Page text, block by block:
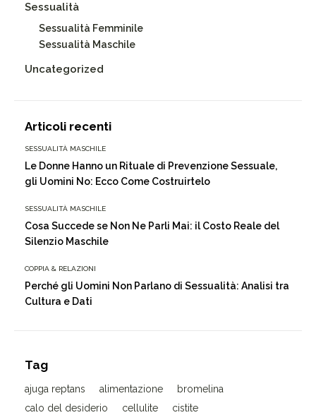
Sessualità
Sessualità Femminile
Sessualità Maschile
Uncategorized
Articoli recenti
SESSUALITÀ MASCHILE
Le Donne Hanno un Rituale di Prevenzione Sessuale,
gli Uomini No: Ecco Come Costruirtelo
SESSUALITÀ MASCHILE
Cosa Succede se Non Ne Parli Mai: il Costo Reale del
Silenzio Maschile
COPPIA & RELAZIONI
Perché gli Uomini Non Parlano di Sessualità: Analisi tra
Cultura e Dati
Tag
ajuga reptans alimentazione
bromelina
calo del desiderio
cellulite
cistite